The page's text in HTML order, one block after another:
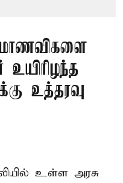
மாணவிகளை
உயிரிழந்த
உத்தரவு
உள்ள அரசு